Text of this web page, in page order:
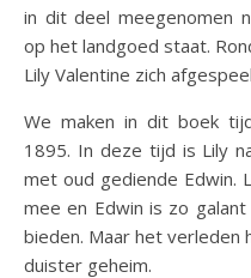
in dit deel meegenomen
op het landgoed staat.
Lily Valentine zich
We maken in dit boek
1895. In deze tijd is Lily
met oud gediende Edwin.
mee en Edwin is zo
bieden. Maar het verleden
duister geheim.